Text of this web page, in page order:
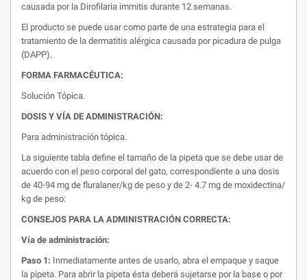
causada por la Dirofilaria immitis durante 12 semanas.
El producto se puede usar como parte de una estrategia para el
tratamiento de la dermatitis alérgica causada por picadura de pulga
(DAPP).
FORMA FARMACÉUTICA:
Solución Tópica.
DOSIS Y VÍA DE ADMINISTRACIÓN:
Para administración tópica.
La siguiente tabla define el tamaño de la pipeta que se debe usar de
acuerdo con el peso corporal del gato, correspondiente a una dosis
de 40-94 mg de fluralaner/kg de peso y de 2- 4.7 mg de moxidectina/
kg de peso:
CONSEJOS PARA LA ADMINISTRACIÓN CORRECTA:
Vía de administración:
Paso 1: Inmediatamente antes de usarlo, abra el empaque y saque
la pipeta. Para abrir la pipeta ésta deberá sujetarse por la base o por